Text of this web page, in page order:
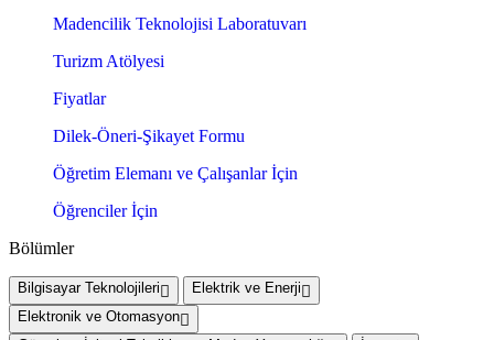
Madencilik Teknolojisi Laboratuvarı
Turizm Atölyesi
Fiyatlar
Dilek-Öneri-Şikayet Formu
Öğretim Elemanı ve Çalışanlar İçin
Öğrenciler İçin
Bölümler
Bilgisayar Teknolojileri
Elektrik ve Enerji
Elektronik ve Otomasyon